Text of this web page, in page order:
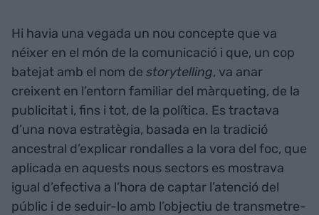
Hi havia una vegada un nou concepte que va
néixer en el món de la comunicació i que, un cop
batejat amb el nom de storytelling, va anar
creixent en l’entorn familiar del màrqueting, de la
publicitat i, fins i tot, de la política. Es tractava
d’una nova estratègia, basada en la tradició
ancestral d’explicar rondalles a la vora del foc, que
aplicada en aquests nous sectors es mostrava
igual d’efectiva a l’hora de captar l’atenció del
públic i de seduir-lo amb l’objectiu de transmetre-